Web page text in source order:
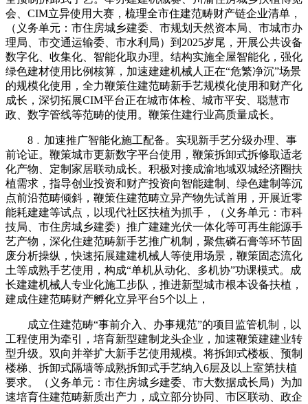
会、CIM立异使用大赛，梳理全市住建范畴财产链企业清单，
（义务单元：市住房城乡建委、市规划天然资本局、市城市办
理局、市交通运输委、市水利局）到2025岁尾，开展公共设备
数字化、收集化、智能化取办理。结构实施全屋智能化，强化
绿色建材使用比例核算，加速建建机械人正在“危繁净沉”场景
的规模化使用，全力鞭策住建范畴新手艺规模化使用和财产化
成长，深切拓展CIM平台正在城市体检、城市平安、聪慧市
政、数字管线等范畴的使用。鞭策住建行业高质量成长。
8﹒加速推广智能化施工配备。实现新手艺分级办理、事
前论证。鞭策城市更新数字平台使用，鞭策拆卸式拆修取适老
化产物、定制家居联动成长。积极对接成渝地域双城经济圈扶
植需求，指导创业投资和财产投资向智能建制、绿色建制等沉
点前沿范畴倾斜，鞭策住建范畴立异产物先试首用，开展近零
能耗建建等试点，以现代社区扶植为抓手，（义务单元：市科
技局、市住房城乡建委）推广建建光伏一体化等可再生能源手
艺产物，深化住建范畴新手艺推广机制，聚焦磷石膏等环节固
废分析操纵，快速拓展建建机械人等使用场景，鞭策固态流化
土等成熟手艺使用，构成“单机从动化、多机协”功课模式。成
长建建机械人专业化施工步队，推进新型城市根本设备扶植，
建成住建范畴财产孵化立异平台5个以上，
成立住建范畴“事前介入、办事规范”的项目监管机制，以
工程使用为牵引，培育新型建制龙头企业，加速鞭策建建业转
型升级。双向并举扩大新手艺使用规模。将拆卸式楼板、预制
楼梯、拆卸式隔墙等成熟拆卸式手艺纳入6层及以上室第扶植
要求。（义务单元：市住房城乡建委、市大数据成长局）为加
速培育住建范畴新质出产力，成立部分协同、市区联动、政企